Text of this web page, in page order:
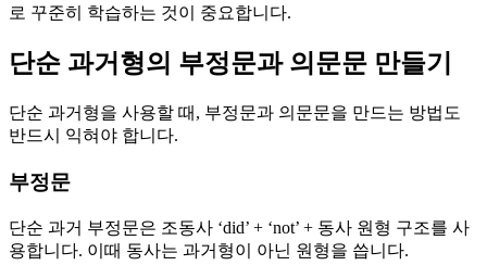
로 꾸준히 학습하는 것이 중요합니다.
단순 과거형의 부정문과 의문문 만들기
단순 과거형을 사용할 때, 부정문과 의문문을 만드는 방법도
반드시 익혀야 합니다.
부정문
단순 과거 부정문은 조동사 ‘did’ + ‘not’ + 동사 원형 구조를 사
용합니다. 이때 동사는 과거형이 아닌 원형을 씁니다.